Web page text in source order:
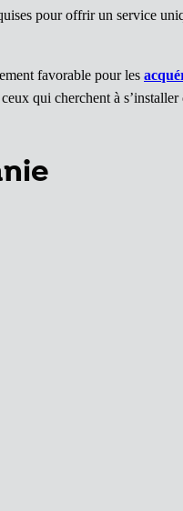
pour offrir un service
favorable pour les
qui cherchent à